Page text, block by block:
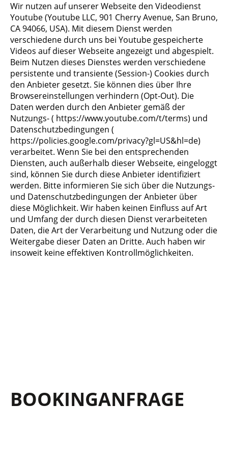
Wir nutzen auf unserer Webseite den Videodienst
Youtube (Youtube LLC, 901 Cherry Avenue, San Bruno,
CA 94066, USA). Mit diesem Dienst werden
verschiedene durch uns bei Youtube gespeicherte
Videos auf dieser Webseite angezeigt und abgespielt.
Beim Nutzen dieses Dienstes werden verschiedene
persistente und transiente (Session-) Cookies durch
den Anbieter gesetzt. Sie können dies über Ihre
Browsereinstellungen verhindern (Opt-Out). Die
Daten werden durch den Anbieter gemäß der
Nutzungs- ( https://www.youtube.com/t/terms) und
Datenschutzbedingungen (
https://policies.google.com/privacy?gl=US&hl=de)
verarbeitet. Wenn Sie bei den entsprechenden
Diensten, auch außerhalb dieser Webseite, eingeloggt
sind, können Sie durch diese Anbieter identifiziert
werden. Bitte informieren Sie sich über die Nutzungs-
und Datenschutzbedingungen der Anbieter über
diese Möglichkeit. Wir haben keinen Einfluss auf Art
und Umfang der durch diesen Dienst verarbeiteten
Daten, die Art der Verarbeitung und Nutzung oder die
Weitergabe dieser Daten an Dritte. Auch haben wir
insoweit keine effektiven Kontrollmöglichkeiten.
BOOKING­ANFRAGE